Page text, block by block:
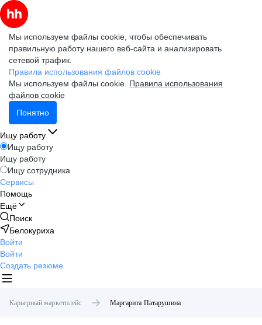
Мы используем файлы cookie, чтобы обеспечивать
правильную работу нашего веб-сайта и анализировать
сетевой трафик.
Правила использования файлов cookie
Мы используем файлы cookie. Правила использования
файлов cookie
Понятно
Ищу работу
Ищу работу
Ищу работу
Ищу сотрудника
Сервисы
Помощь
Ещё
Поиск
Белокуриха
Войти
Войти
Создать резюме
Карьерный маркетплейс Маргарита Патарушина